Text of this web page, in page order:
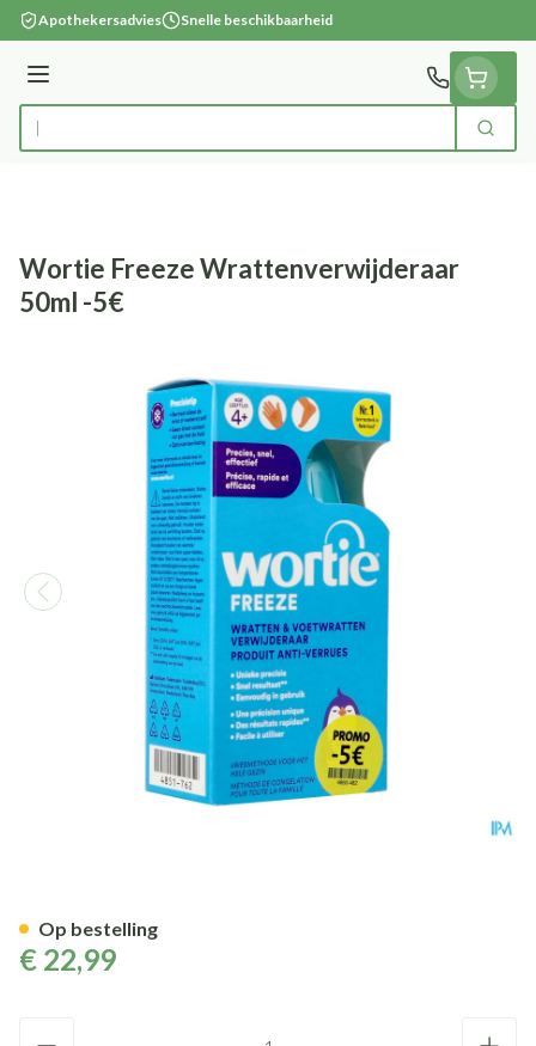
Ga naar de inhoud
Apothekersadvies Snelle beschikbaarheid
Menu
Product, merk, categorie... Zoek
Wortie Freeze Wrattenverwijderaar
50ml -5€
€ 22,99
Op bestelling